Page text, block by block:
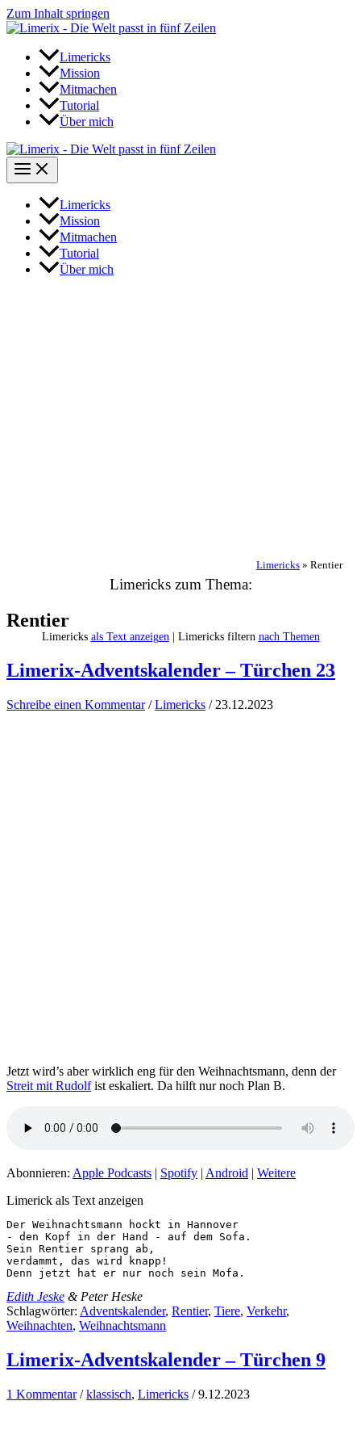
Zum Inhalt springen
Limericks
Mission
Mitmachen
Tutorial
Über mich
Limericks
Mission
Mitmachen
Tutorial
Über mich
Limericks » Rentier
Limericks zum Thema:
Rentier
Limericks als Text anzeigen| Limericks filtern nach Themen
Limerix-Adventskalender – Türchen 23
Schreibe einen Kommentar /Limericks / 23.12.2023
Jetzt wird’s aber wirklich eng für den Weihnachtsmann, denn der
Streit mit Rudolfist eskaliert. Da hilft nur noch Plan B.
Abonnieren: Apple Podcasts | Spotify | Android | Weitere
Limerick als Text anzeigen
Der Weihnachtsmann hockt in Hannover
- den Kopf in der Hand - auf dem Sofa.
Sein Rentier sprang ab,
verdammt, das wird knapp!
Denn jetzt hat er nur noch sein Mofa.
Edith Jeske & Peter Heske
Schlagwörter: Adventskalender, Rentier, Tiere, Verkehr,
Weihnachten, Weihnachtsmann
Limerix-Adventskalender – Türchen 9
1 Kommentar /klassisch, Limericks /9.12.2023